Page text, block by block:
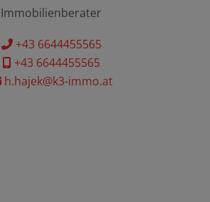
Immobilienberater
+43 6644455565
+43 6644455565
h.hajek@k3-immo.at